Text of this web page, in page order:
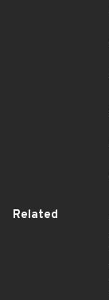
Related